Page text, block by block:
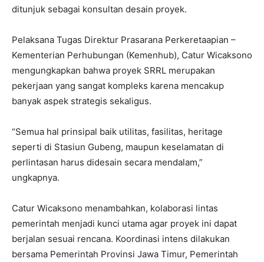
ditunjuk sebagai konsultan desain proyek.
Pelaksana Tugas Direktur Prasarana Perkeretaapian –
Kementerian Perhubungan (Kemenhub), Catur Wicaksono
mengungkapkan bahwa proyek SRRL merupakan
pekerjaan yang sangat kompleks karena mencakup
banyak aspek strategis sekaligus.
“Semua hal prinsipal baik utilitas, fasilitas, heritage
seperti di Stasiun Gubeng, maupun keselamatan di
perlintasan harus didesain secara mendalam,”
ungkapnya.
Catur Wicaksono menambahkan, kolaborasi lintas
pemerintah menjadi kunci utama agar proyek ini dapat
berjalan sesuai rencana. Koordinasi intens dilakukan
bersama Pemerintah Provinsi Jawa Timur, Pemerintah